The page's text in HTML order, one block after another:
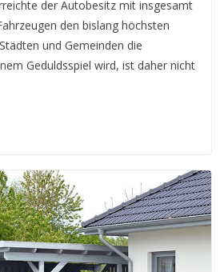
der Autobesitz mit insgesamt
den bislang höchsten
und Gemeinden die
Geduldsspiel wird, ist daher nicht